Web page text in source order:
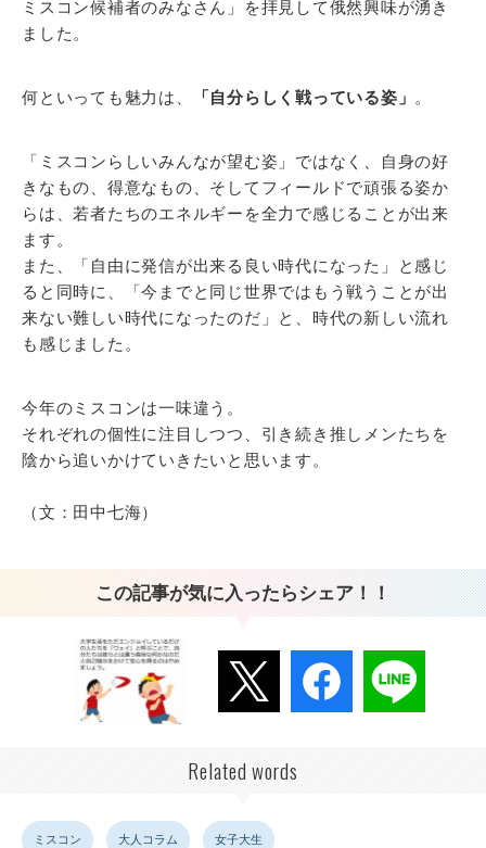
ミスコン候補者のみなさん」を拝見して俄然興味が湧き
ました。
何といっても魅力は、 「自分らしく戦っている姿」 。
「ミスコンらしいみんなが望む姿」ではなく、自身の好
きなもの、得意なもの、そしてフィールドで頑張る姿か
らは、若者たちのエネルギーを全力で感じることが出来
ます。
また、「自由に発信が出来る良い時代になった」と感じ
ると同時に、「今までと同じ世界ではもう戦うことが出
来ない難しい時代になったのだ」と、時代の新しい流れ
も感じました。
今年のミスコンは一味違う。
それぞれの個性に注目しつつ、引き続き推しメンたちを
陰から追いかけていきたいと思います。
（文：田中七海）
この記事が気に入ったらシェア！！
Related words
ミスコン 大人コラム 女子大生